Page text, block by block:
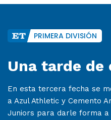
PRIMERA DIVISIÓN
Una tarde de
En esta tercera fecha se
a Azul Athletic y Cemento
Juniors para darle forma